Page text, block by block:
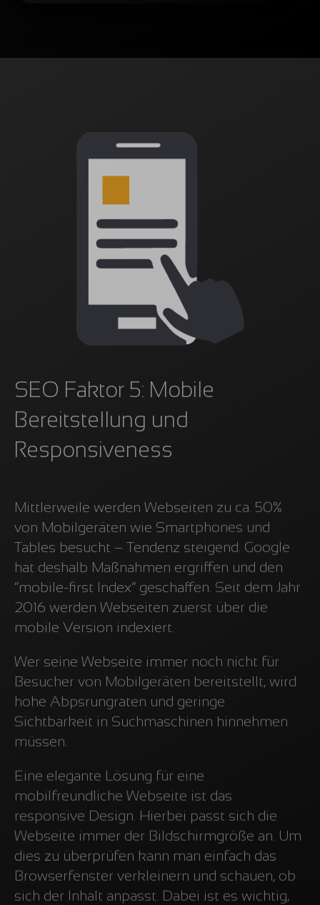
SEO Faktor 5: Mobile
Bereitstellung und
Responsiveness
Mittlerweile werden Webseiten zu ca. 50%
von Mobilgeräten wie Smartphones und
Tables besucht – Tendenz steigend. Google
hat deshalb Maßnahmen ergriffen und den
“mobile-first Index” geschaffen. Seit dem Jahr
2016 werden Webseiten zuerst über die
mobile Version indexiert.
Wer seine Webseite immer noch nicht für
Besucher von Mobilgeräten bereitstellt, wird
hohe Abpsrungraten und geringe
Sichtbarkeit in Suchmaschinen hinnehmen
müssen.
Eine elegante Lösung für eine
mobilfreundliche Webseite ist das
responsive Design. Hierbei passt sich die
Webseite immer der Bildschirmgröße an. Um
dies zu überprüfen kann man einfach das
Browserfenster verkleinern und schauen, ob
sich der Inhalt anpasst. Dabei ist es wichtig,